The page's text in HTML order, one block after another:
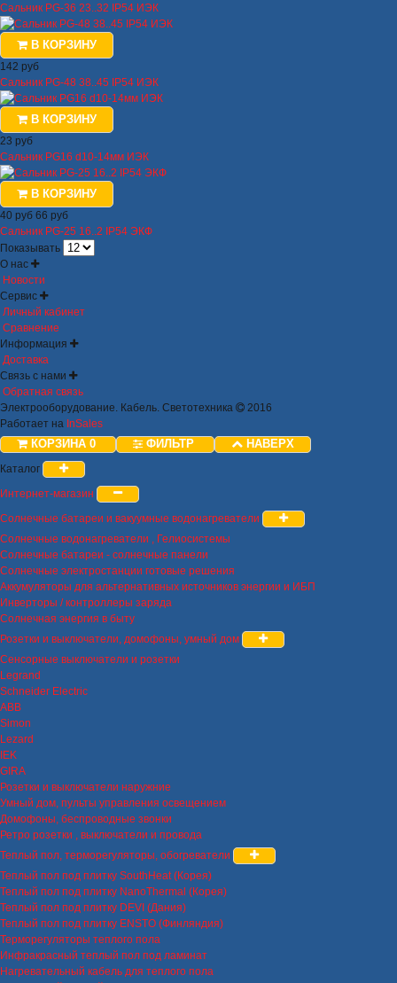
Сальник PG-36 23..32 IP54 ИЭК
В КОРЗИНУ
142 руб
Сальник PG-48 38..45 IP54 ИЭК
В КОРЗИНУ
23 руб
Сальник PG16 d10-14мм ИЭК
В КОРЗИНУ
40 руб 66 руб
Сальник PG-25 16..2 IP54 ЭКФ
Показывать
О нас
Новости
Сервис
Личный кабинет
Сравнение
Информация
Доставка
Связь с нами
Обратная связь
Электрооборудование. Кабель. Светотехника
2016
Работает на InSales
КОРЗИНА 0 ФИЛЬТР НАВЕРХ
Каталог
Интернет-магазин
Солнечные батареи и вакуумные водонагреватели
Солнечные водонагреватели , Гелиосистемы
Солнечные батареи - солнечные панели
Солнечные электростанции готовые решения
Аккумуляторы для альтернативных источников энергии и ИБП
Инверторы / контроллеры заряда
Солнечная энергия в быту
Розетки и выключатели, домофоны, умный дом
Сенсорные выключатели и розетки
Legrand
Schneider Electric
ABB
Simon
Lezard
IEK
GIRA
Розетки и выключатели наружние
Умный дом, пульты управления освещением
Домофоны, беспроводные звонки
Ретро розетки , выключатели и провода
Теплый пол, терморегуляторы, обогреватели
Теплый пол под плитку SouthHeat (Корея)
Теплый пол под плитку NanoThermal (Корея)
Теплый пол под плитку DEVI (Дания)
Теплый пол под плитку ENSTO (Финляндия)
Терморегуляторы теплого пола
Инфракрасный теплый пол под ламинат
Нагревательный кабель для теплого пола